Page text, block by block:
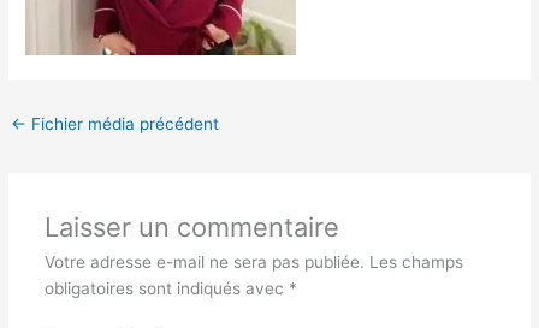
← Fichier média précédent
Laisser un commentaire
Votre adresse e-mail ne sera pas publiée. Les champs
obligatoires sont indiqués avec *